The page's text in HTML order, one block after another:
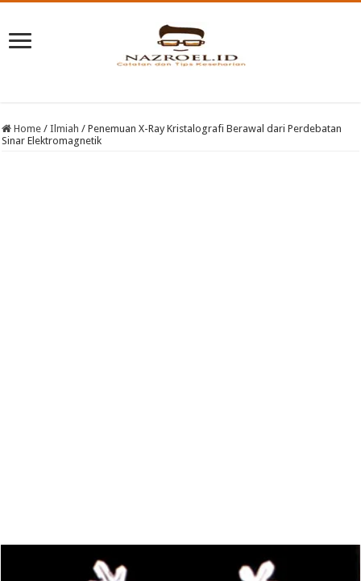
Home / Ilmiah / Penemuan X-Ray Kristalografi Berawal dari Perdebatan
Sinar Elektromagnetik